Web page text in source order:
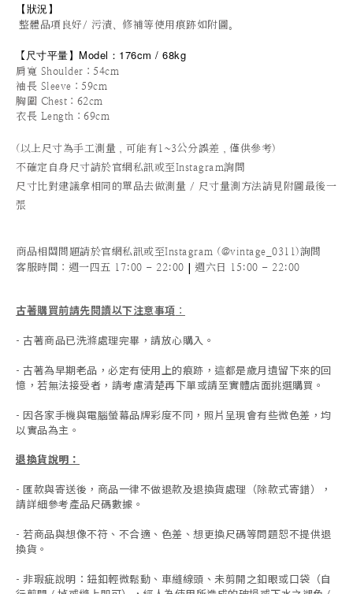
【狀況】
整體品項良好/ 污漬、修補等使用痕跡如附圖。
【 尺寸平量】 Model：176cm / 68kg
肩寬 Shoulder：54cm
袖長 Sleeve：59cm
胸圍 Chest：62cm
衣長 Length：69cm
(以上尺寸為手工測量，可能有1~3公分誤差，僅供參考)
不確定自身尺寸請於官網私訊或至Instagram詢問
尺寸比對建議拿相同的單品去做測量 / 尺寸量測方法請見附圖最後一
張
商品相關問題請於官網私訊或至Instagram (@vintage_0311)詢問
客服時間 ：週一四五 17:00 - 22:00 | 週六日 15:00 - 22:00
古著購買前請先閱讀以下注意事項 ：
- 古著商品已洗滌處理完畢，請放心購入。
- 古著為早期老品，必定有使用上的痕跡，這都是歲月遺留下來的回
憶，若無法接受者，請考慮清楚再下單或請至實體店面挑選購買。
- 因各家手機與電腦螢幕品牌彩度不同，照片呈現會有些微色差，均
以實品為主。
退換貨說明：
- 匯款與寄送後，商品一律不做退款及退換貨處理（除款式寄錯），
請詳細參考產品尺碼數據 。
- 若商品與想像不符、不合適、色差、想更換尺碼等問題恕不提供退
換貨。
- 非瑕疵說明：鈕釦輕微鬆動、車縫線頭、未剪開之釦眼或口袋（自